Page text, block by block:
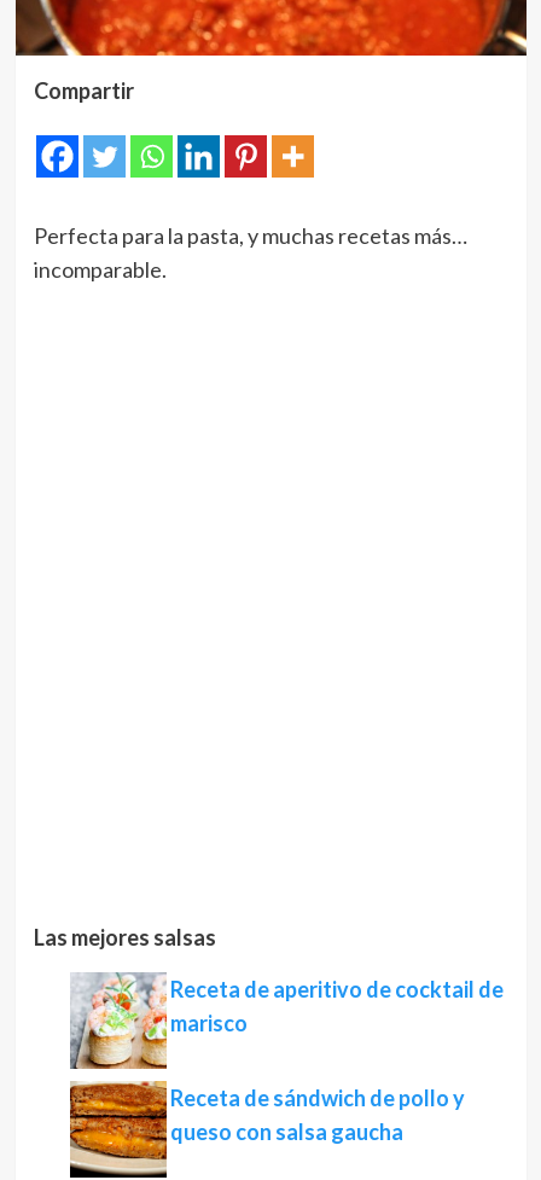
Compartir
Perfecta para la pasta, y muchas recetas más…
incomparable.
Las mejores salsas
Receta de aperitivo de cocktail de
marisco
Receta de sándwich de pollo y
queso con salsa gaucha